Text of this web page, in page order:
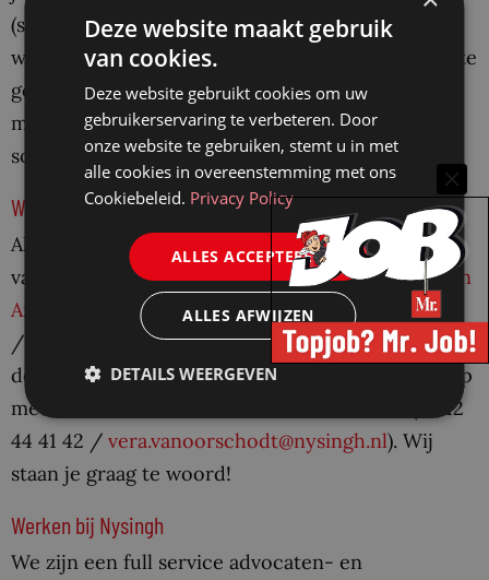
(stage)beoordelingen naar ons op. Binnen twee
weken hoor je of we je uitnodigen voor een eerste
gesprek. Een assessment, tweede gesprek en
meeloopdag maken deel uit van de verdere
sollicitatieprocedure.
We vertellen je graag meer!
Als je inhoudelijke vragen hebt over deze
vacature, kun je contact opnemen metCarola van
Andel
(06 13 00 45 93
/
carola.vanandel@nysingh.nl ). Heb je vragen over
de sollicitatieprocedure? Neem gerust contact op
met onze HR-adviseur Vera van Oorschodt (06 12
44 41 42 / vera.vanoorschodt@nysingh.nl). Wij
staan je graag te woord!
Werken bij Nysingh
We zijn een full service advocaten- en
Deze website maakt gebruik
van cookies.
Deze website gebruikt cookies om uw
gebruikerservaring te verbeteren. Door
onze website te gebruiken, stemt u in met
alle cookies in overeenstemming met ons
Cookiebeleid. Privacy Policy
ALLES ACCEPTEREN
ALLES AFWIJZEN
DETAILS WEERGEVEN